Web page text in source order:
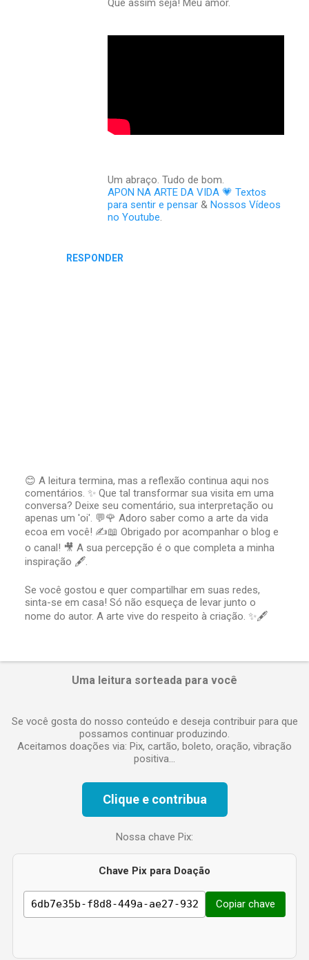
RESPONDER
Que assim seja! Meu amor.
Um abraço. Tudo de bom.
APON NA ARTE DA VIDA 💗 Textos
para sentir e pensar & Nossos Vídeos
no Youtube.
P
o
s
t
a
r
u
c
o
m
😊 A leitura termina, mas a reflexão continua aqui nos
comentários. ✨ Que tal transformar sua visita em uma
conversa? Deixe seu comentário, sua interpretação ou
apenas um 'oi'. 💬🌹 Adoro saber como a arte da vida
ecoa em você! ✍️📖 Obrigado por acompanhar o blog e
o canal! 🎥 A sua percepção é o que completa a minha
inspiração 🖋️.
Se você gostou e quer compartilhar em suas redes,
sinta-se em casa! Só não esqueça de levar junto o
nome do autor. A arte vive do respeito à criação. ✨🖋️
Uma leitura sorteada para você
Se você gosta do nosso conteúdo e deseja contribuir para que
possamos continuar produzindo.
Aceitamos doações via: Pix, cartão, boleto, oração, vibração
positiva...
Clique e contribua
Nossa chave Pix:
Chave Pix para Doação
Copiar chave